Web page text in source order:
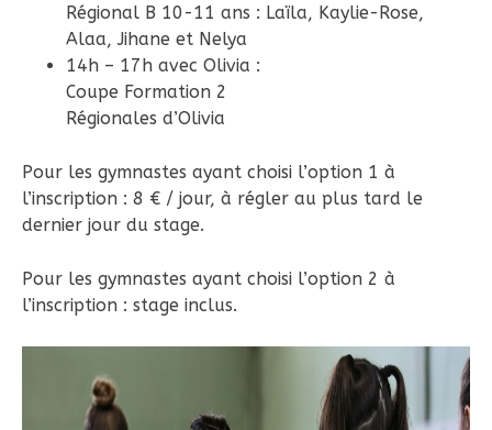
Régional B 10-11 ans : Laïla, Kaylie-Rose,
Alaa, Jihane et Nelya
14h – 17h avec Olivia :
Coupe Formation 2
Régionales d’Olivia
Pour les gymnastes ayant choisi l’option 1 à
l’inscription : 8 € / jour, à régler au plus tard le
dernier jour du stage.
Pour les gymnastes ayant choisi l’option 2 à
l’inscription : stage inclus.